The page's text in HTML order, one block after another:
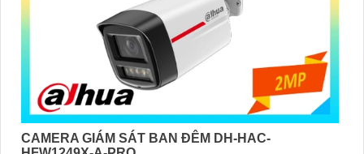
CAMERA GIÁM SÁT BAN ĐÊM DH-HAC-